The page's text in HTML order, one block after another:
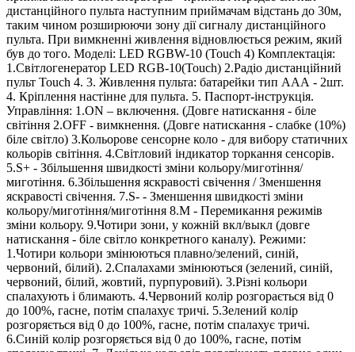
дистанційного пульта наступним приймачам відстань до 30м,
таким чином розширюючи зону дії сигналу дистанційного
пульта. При вимкненні живлення відновлюється режим, який
був до того. Моделі: LED RGBW-10 (Touch 4) Комплектація:
1.Світлогенератор LED RGB-10(Touch) 2.Радіо дистанційний
пульт Touch 4. 3. Живлення пульта: батарейки тип ААА - 2шт.
4. Кріплення настінне для пульта. 5. Паспорт-інструкція.
Управління: 1.ON – включення. (Довге натискання - біле
світіння 2.OFF - вимкнення. (Довге натискання - слабке (10%)
біле світло) 3.Кольорове сенсорне коло - для вибору статичних
кольорів світіння. 4.Світловий індикатор торкання сенсорів.
5.S+ - Збільшення швидкості зміни кольору/миготіння/
миготіння. 6.Збільшення яскравості свічення / Зменшення
яскравості свічення. 7.S- - Зменшення швидкості зміни
кольору/миготіння/миготіння 8.М - Перемикання режимів
зміни кольору. 9.Чотири зони, у кожній вкл/выкл (довге
натискання - біле світло конкретного каналу). Режими:
1.Чотири кольори змінюються плавно/зелений, синій,
червоний, білий). 2.Спалахами змінюються (зелений, синій,
червоний, білий, жовтий, пурпуровий). 3.Різні кольори
спалахують і блимають. 4.Червоний колір розгорається від 0
до 100%, гасне, потім спалахує тричі. 5.Зелений колір
розгоряється від 0 до 100%, гасне, потім спалахує тричі.
6.Синій колір розгоряється від 0 до 100%, гасне, потім